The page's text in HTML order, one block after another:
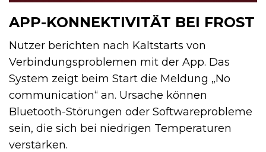
APP-KONNEKTIVITÄT BEI FROST
Nutzer berichten nach Kaltstarts von
Verbindungsproblemen mit der App. Das
System zeigt beim Start die Meldung „No
communication“ an. Ursache können
Bluetooth-Störungen oder Softwareprobleme
sein, die sich bei niedrigen Temperaturen
verstärken.